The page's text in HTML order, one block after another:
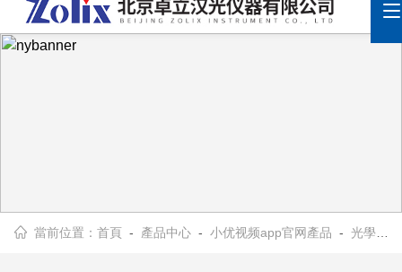
當前位置：首頁 - 產品中心 -小优视频app官网產品 -光學調整架